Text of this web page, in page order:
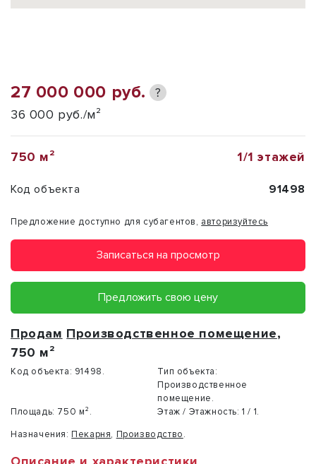
27 000 000 руб. ?
36 000 руб./м²
750 м² 1/1 этажей
Код объекта 91498
Предложение доступно для субагентов, авторизуйтесь
Записаться на просмотр
Предложить свою цену
Продам Производственное помещение,
750 м²
Код объекта: 91498.
Тип объекта:
Производственное
помещение.
Площадь: 750 м². Этаж / Этажность: 1 / 1.
Назначения: Пекарня, Производство.